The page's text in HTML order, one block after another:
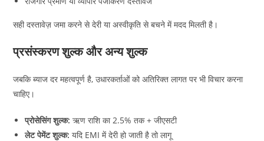
सही दस्तावेज़ जमा करने से देरी या अस्वीकृति से बचने में मदद मिलती है।
प्रसंस्करण शुल्क और अन्य शुल्क
जबकि ब्याज दर महत्वपूर्ण है, उधारकर्ताओं को अतिरिक्त लागत पर भी विचार करना
चाहिए।
प्रोसेसिंग शुल्क: ऋण राशि का 2.5% तक + जीएसटी
लेट पेमेंट शुल्क: यदि EMI में देरी हो जाती है तो लागू